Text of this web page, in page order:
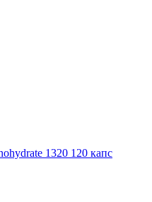
1320 120 капс